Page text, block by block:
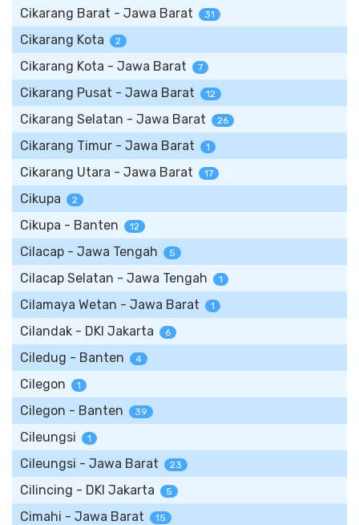
Cikarang Barat - Jawa Barat 31
Cikarang Kota 2
Cikarang Kota - Jawa Barat 7
Cikarang Pusat - Jawa Barat 12
Cikarang Selatan - Jawa Barat 26
Cikarang Timur - Jawa Barat 1
Cikarang Utara - Jawa Barat 17
Cikupa 2
Cikupa - Banten 12
Cilacap - Jawa Tengah 5
Cilacap Selatan - Jawa Tengah 1
Cilamaya Wetan - Jawa Barat 1
Cilandak - DKI Jakarta 6
Ciledug - Banten 4
Cilegon 1
Cilegon - Banten 39
Cileungsi 1
Cileungsi - Jawa Barat 23
Cilincing - DKI Jakarta 5
Cimahi - Jawa Barat 15